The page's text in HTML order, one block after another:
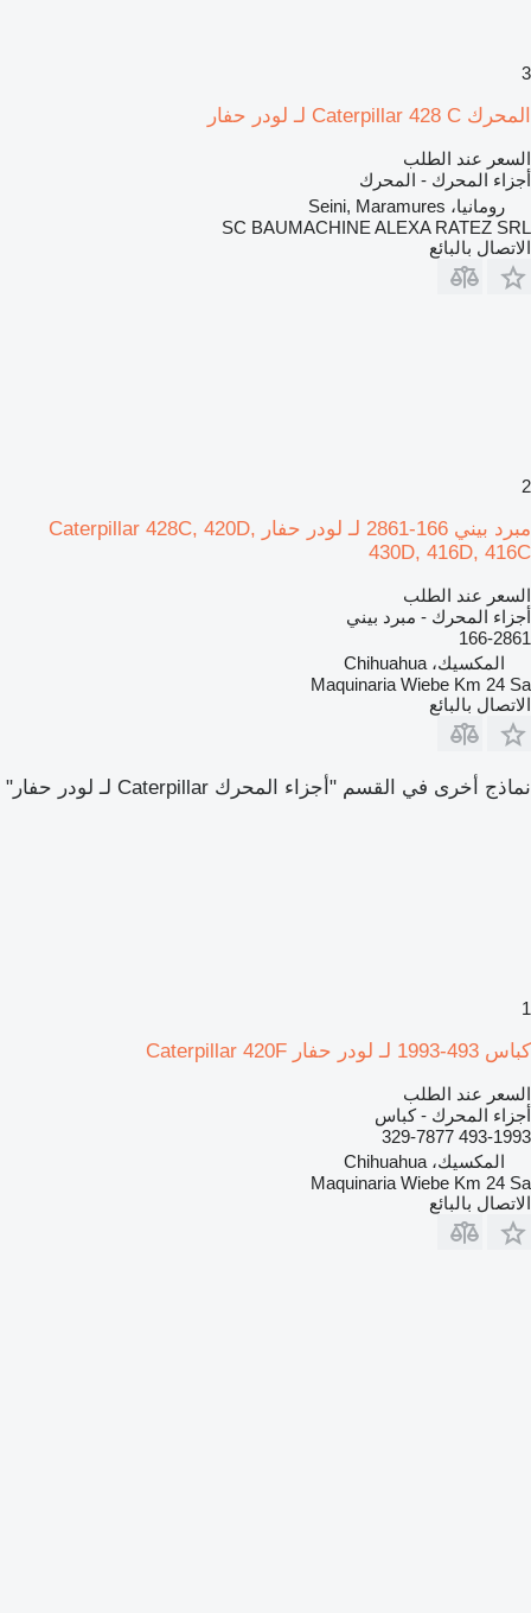
3
المحرك Caterpillar 428 C لـ لودر حفار
السعر عند الطلب
أجزاء المحرك - المحرك
رومانيا، Seini, Maramures
SC BAUMACHINE ALEXA RATEZ SRL
الاتصال بالبائع
2
مبرد بيني 166-2861 لـ لودر حفار Caterpillar 428C, 420D,
430D, 416D, 416C
السعر عند الطلب
أجزاء المحرك - مبرد بيني
166-2861
المكسيك، Chihuahua
Maquinaria Wiebe Km 24 Sa
الاتصال بالبائع
نماذج أخرى في القسم "أجزاء المحرك Caterpillar لـ لودر حفار"
1
كباس 493-1993 لـ لودر حفار Caterpillar 420F
السعر عند الطلب
أجزاء المحرك - كباس
493-1993 329-7877
المكسيك، Chihuahua
Maquinaria Wiebe Km 24 Sa
الاتصال بالبائع